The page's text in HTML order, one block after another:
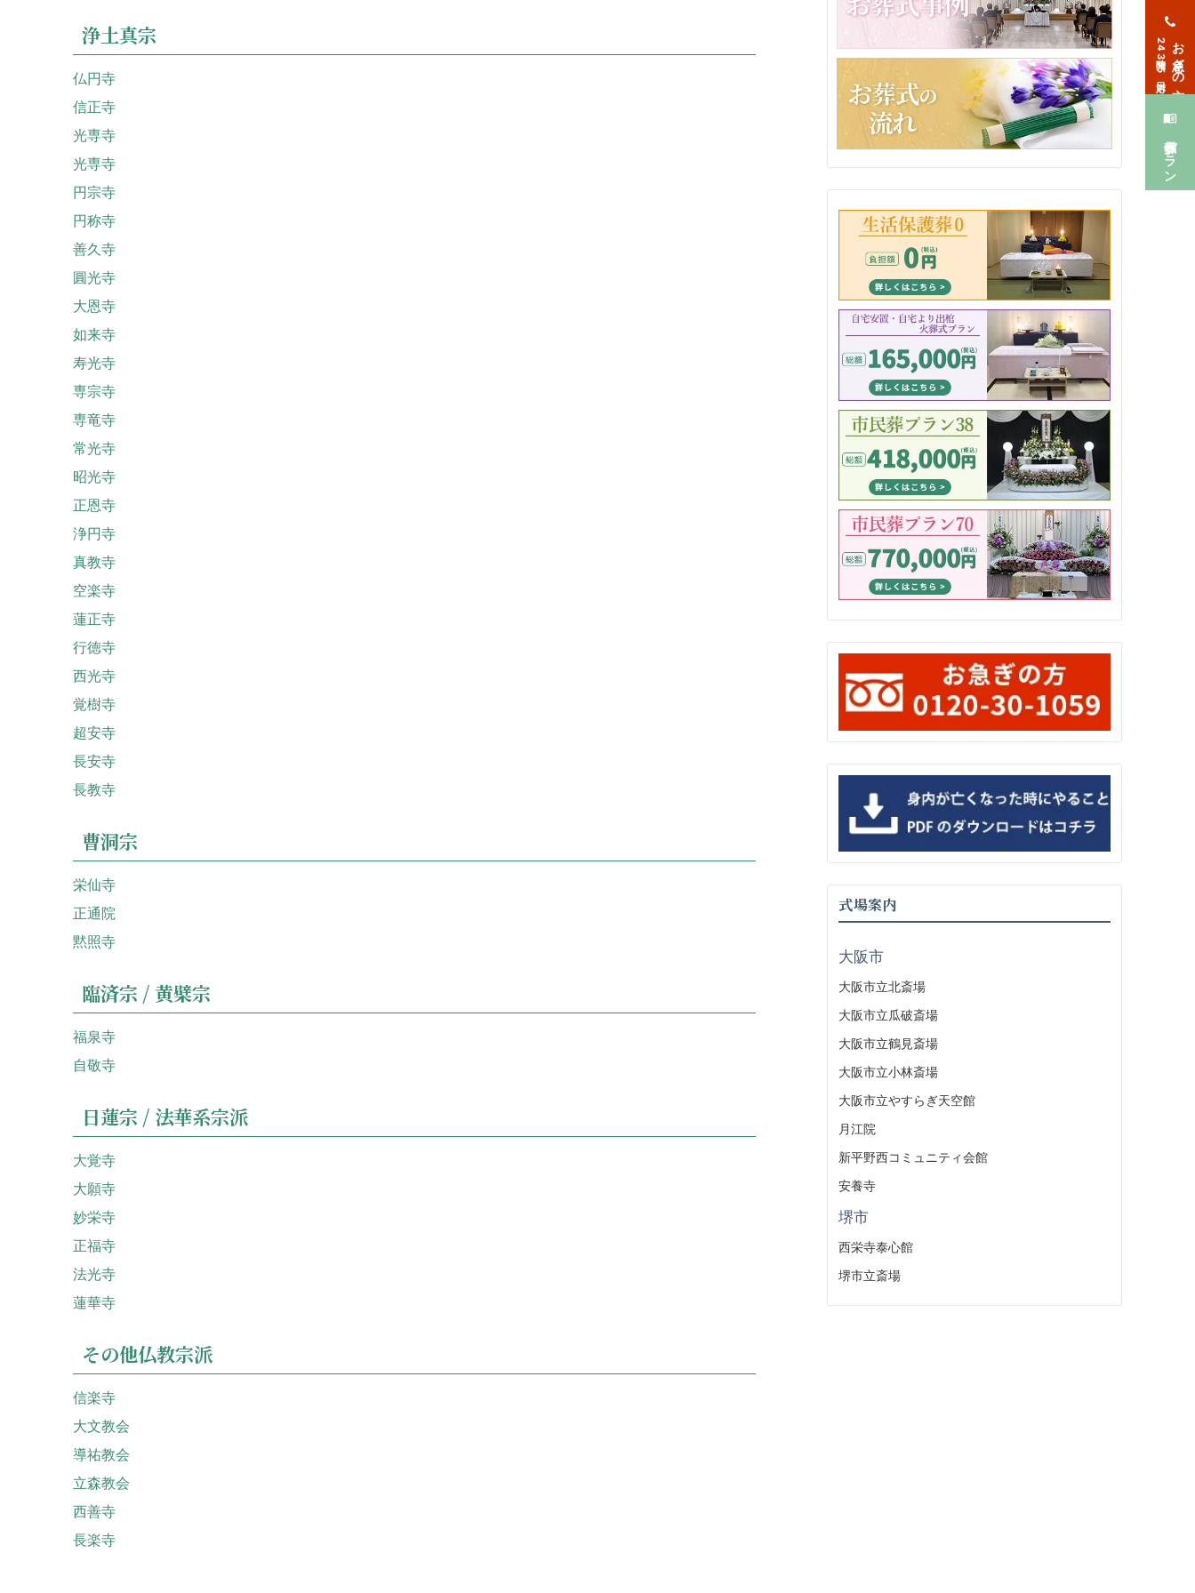
浄土真宗
仏円寺
信正寺
光専寺
光専寺
円宗寺
円称寺
善久寺
圓光寺
大恩寺
如来寺
寿光寺
専宗寺
専竜寺
常光寺
昭光寺
正恩寺
浄円寺
真教寺
空楽寺
蓮正寺
行徳寺
西光寺
覚樹寺
超安寺
長安寺
長教寺
曹洞宗
栄仙寺
正通院
黙照寺
臨済宗 / 黄檗宗
福泉寺
自敬寺
日蓮宗 / 法華系宗派
大覚寺
大願寺
妙栄寺
正福寺
法光寺
蓮華寺
その他仏教宗派
信楽寺
大文教会
導祐教会
立森教会
西善寺
長楽寺
式場案内
大阪市
大阪市立北斎場
大阪市立瓜破斎場
大阪市立鶴見斎場
大阪市立小林斎場
大阪市立やすらぎ天空館
月江院
新平野西コミュニティ会館
安養寺
堺市
西栄寺泰心館
堺市立斎場
お急ぎの方
24時間365日対応
葬儀プラン